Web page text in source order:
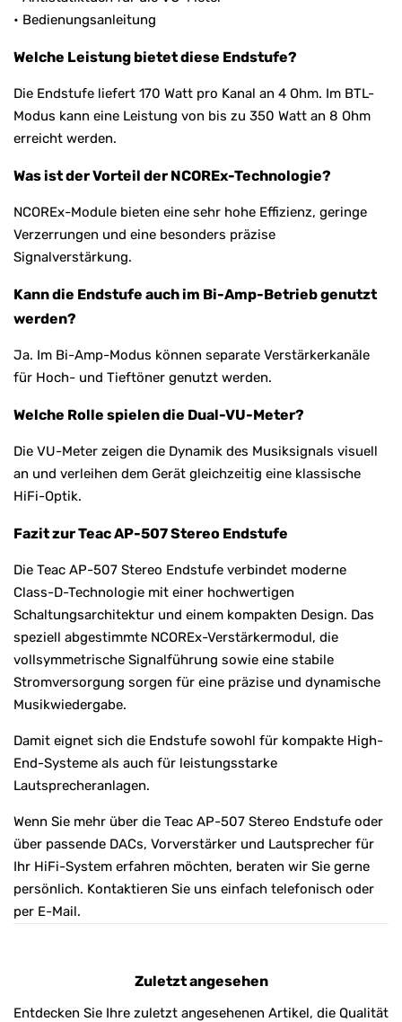
• Bedienungsanleitung
Welche Leistung bietet diese Endstufe?
Die Endstufe liefert 170 Watt pro Kanal an 4 Ohm. Im BTL-
Modus kann eine Leistung von bis zu 350 Watt an 8 Ohm
erreicht werden.
Was ist der Vorteil der NCOREx-Technologie?
NCOREx-Module bieten eine sehr hohe Effizienz, geringe
Verzerrungen und eine besonders präzise
Signalverstärkung.
Kann die Endstufe auch im Bi-Amp-Betrieb genutzt
werden?
Ja. Im Bi-Amp-Modus können separate Verstärkerkanäle
für Hoch- und Tieftöner genutzt werden.
Welche Rolle spielen die Dual-VU-Meter?
Die VU-Meter zeigen die Dynamik des Musiksignals visuell
an und verleihen dem Gerät gleichzeitig eine klassische
HiFi-Optik.
Fazit zur Teac AP-507 Stereo Endstufe
Die Teac AP-507 Stereo Endstufe verbindet moderne
Class-D-Technologie mit einer hochwertigen
Schaltungsarchitektur und einem kompakten Design. Das
speziell abgestimmte NCOREx-Verstärkermodul, die
vollsymmetrische Signalführung sowie eine stabile
Stromversorgung sorgen für eine präzise und dynamische
Musikwiedergabe.
Damit eignet sich die Endstufe sowohl für kompakte High-
End-Systeme als auch für leistungsstarke
Lautsprecheranlagen.
Wenn Sie mehr über die Teac AP-507 Stereo Endstufe oder
über passende DACs, Vorverstärker und Lautsprecher für
Ihr HiFi-System erfahren möchten, beraten wir Sie gerne
persönlich. Kontaktieren Sie uns einfach telefonisch oder
per E-Mail.
Zuletzt angesehen
Entdecken Sie Ihre zuletzt angesehenen Artikel, die Qualität